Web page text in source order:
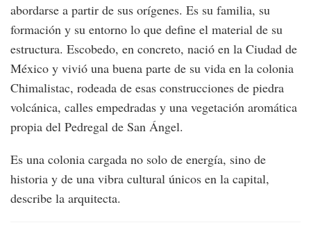
abordarse a partir de sus orígenes. Es su familia, su
formación y su entorno lo que define el material de su
estructura. Escobedo, en concreto, nació en la Ciudad de
México y vivió una buena parte de su vida en la colonia
Chimalistac, rodeada de esas construcciones de piedra
volcánica, calles empedradas y una vegetación aromática
propia del Pedregal de San Ángel.
Es una colonia cargada no solo de energía, sino de
historia y de una vibra cultural únicos en la capital,
describe la arquitecta.